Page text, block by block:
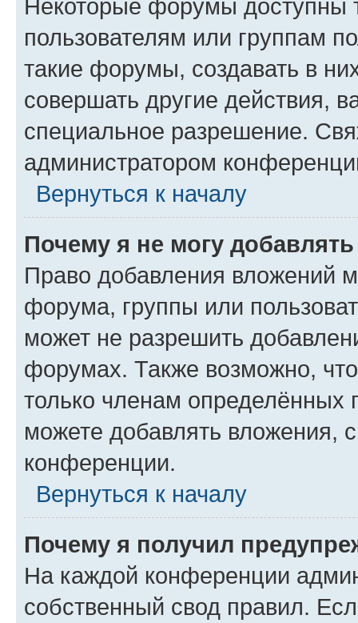
Некоторые форумы доступны
пользователям или группам
такие форумы, создавать в
совершать другие действия,
специальное разрешение.
администратором
Вернуться к началу
Почему я не могу
Право добавления вложений
форума, группы или
может не разрешить
форумах. Также возможно,
только членам определённых
можете добавлять вложения,
конференции.
Вернуться к началу
Почему я получил
На каждой конференции
собственный свод правил.